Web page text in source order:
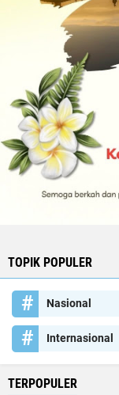
TOPIK POPULER
Nasional
Internasional
TERPOPULER